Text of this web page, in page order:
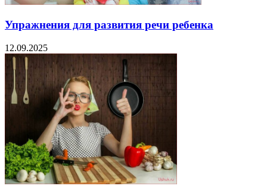
Упражнения для развития речи ребенка
12.09.2025